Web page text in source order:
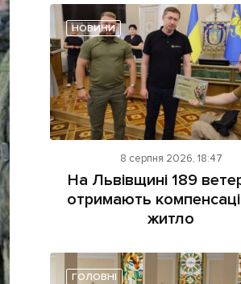
на сайті
НОВИНИ
8 серпня 2026, 18:47
На Львівщині 189
отримають
житло
ГОЛОВНІ